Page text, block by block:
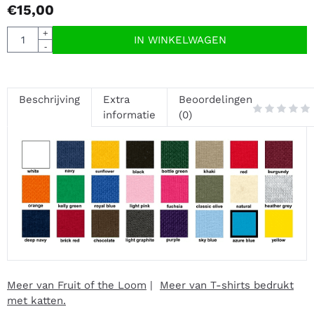
€15,00
Aantal
+
-
IN WINKELWAGEN
Beschrijving
Extra
informatie
Beoordelingen
(0)
Meer van Fruit of the Loom | Meer van T-shirts bedrukt
met katten.